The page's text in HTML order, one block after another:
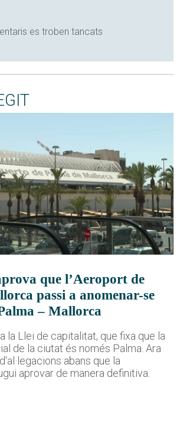
es troben tancats
que l’Aeroport de
passi a anomenar-se
– Mallorca
la Llei de capitalitat, que fixa que la
de la ciutat és només Palma. Ara
abans que la
aprovar de manera definitiva.